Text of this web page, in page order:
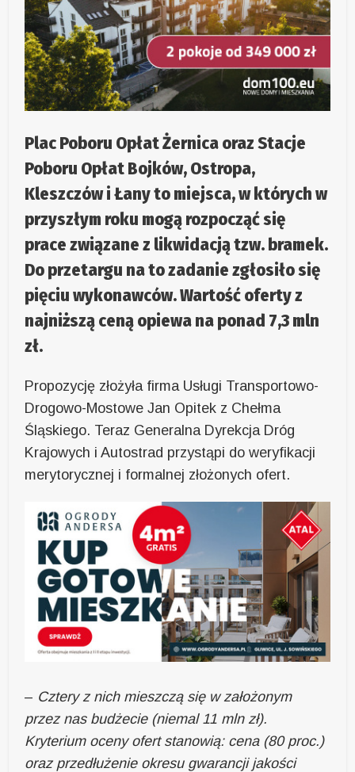
Plac Poboru Opłat Żernica oraz Stacje
Poboru Opłat Bojków, Ostropa,
Kleszczów i Łany to miejsca, w których w
przyszłym roku mogą rozpocząć się
prace związane z likwidacją tzw. bramek.
Do przetargu na to zadanie zgłosiło się
pięciu wykonawców. Wartość oferty z
najniższą ceną opiewa na ponad 7,3 mln
zł.
Propozycję złożyła firma Usługi Transportowo-
Drogowo-Mostowe Jan Opitek z Chełma
Śląskiego. Teraz Generalna Dyrekcja Dróg
Krajowych i Autostrad przystąpi do weryfikacji
merytorycznej i formalnej złożonych ofert.
– Cztery z nich mieszczą się w założonym
przez nas budżecie (niemal 11 mln zł).
Kryterium oceny ofert stanowią: cena (80 proc.)
oraz przedłużenie okresu gwarancji jakości